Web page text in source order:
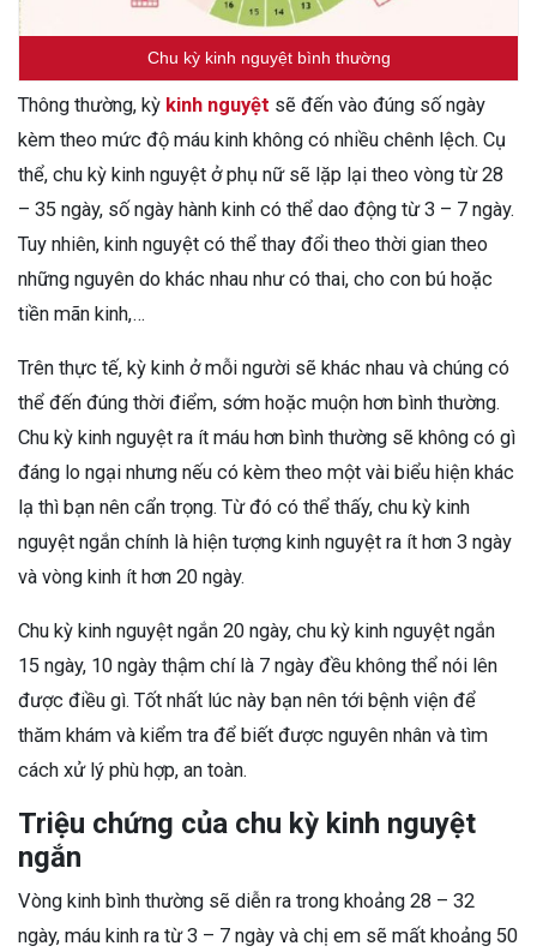
Chu kỳ kinh nguyệt bình thường
Thông thường, kỳ kinh nguyệt sẽ đến vào đúng số ngày
kèm theo mức độ máu kinh không có nhiều chênh lệch. Cụ
thể, chu kỳ kinh nguyệt ở phụ nữ sẽ lặp lại theo vòng từ 28
– 35 ngày, số ngày hành kinh có thể dao động từ 3 – 7 ngày.
Tuy nhiên, kinh nguyệt có thể thay đổi theo thời gian theo
những nguyên do khác nhau như có thai, cho con bú hoặc
tiền mãn kinh,…
Trên thực tế, kỳ kinh ở mỗi người sẽ khác nhau và chúng có
thể đến đúng thời điểm, sớm hoặc muộn hơn bình thường.
Chu kỳ kinh nguyệt ra ít máu hơn bình thường sẽ không có gì
đáng lo ngại nhưng nếu có kèm theo một vài biểu hiện khác
lạ thì bạn nên cẩn trọng. Từ đó có thể thấy, chu kỳ kinh
nguyệt ngắn chính là hiện tượng kinh nguyệt ra ít hơn 3 ngày
và vòng kinh ít hơn 20 ngày.
Chu kỳ kinh nguyệt ngắn 20 ngày, chu kỳ kinh nguyệt ngắn
15 ngày, 10 ngày thậm chí là 7 ngày đều không thể nói lên
được điều gì. Tốt nhất lúc này bạn nên tới bệnh viện để
thăm khám và kiểm tra để biết được nguyên nhân và tìm
cách xử lý phù hợp, an toàn.
Triệu chứng của chu kỳ kinh nguyệt
ngắn
Vòng kinh bình thường sẽ diễn ra trong khoảng 28 – 32
ngày, máu kinh ra từ 3 – 7 ngày và chị em sẽ mất khoảng 50